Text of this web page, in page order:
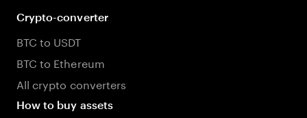
Crypto-converter
BTC to USDT
BTC to Ethereum
All crypto converters
How to buy assets